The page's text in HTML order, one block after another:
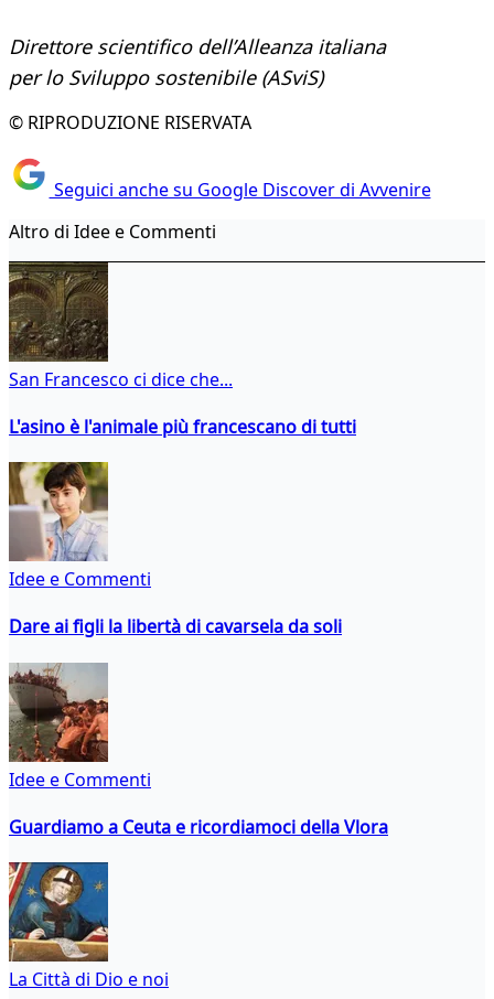
Direttore scientifico dell’Alleanza italiana
per lo Sviluppo sostenibile (ASviS)
© RIPRODUZIONE RISERVATA
Seguici anche su Google Discover di Avvenire
Altro di Idee e Commenti
San Francesco ci dice che...
L'asino è l'animale più francescano di tutti
Idee e Commenti
Dare ai figli la libertà di cavarsela da soli
Idee e Commenti
Guardiamo a Ceuta e ricordiamoci della Vlora
La Città di Dio e noi